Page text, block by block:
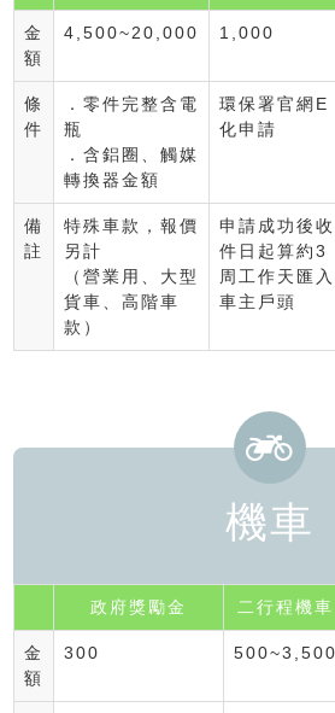
金
額
4,500~20,000 1,000
條
件
．零件完整含電
瓶
．含鋁圈、觸媒
轉換器金額
環保署官網E
化申請
備
註
特殊車款，報價
另計
（營業用、大型
貨車、高階車
款）
申請成功後收
件日起算約3
周工作天匯入
車主戶頭
機車
政府獎勵金 二行程機車
金
額
300 500~3,500